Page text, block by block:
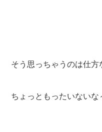
そう思っちゃうのは仕方
ちょっともったいないな